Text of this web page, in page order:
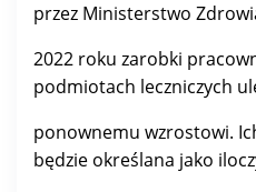
przez Ministerstwo
2022 roku zarobki
podmiotach leczniczych
ponownemu wzrostowi.
będzie określana jako